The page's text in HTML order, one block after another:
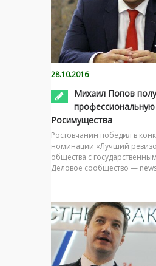
28.10.2016
Михаил Попов
профессиональную
Росимущества
Ростовчанин победил в
номинации «Лучший
общества с
Деловое сообщество —